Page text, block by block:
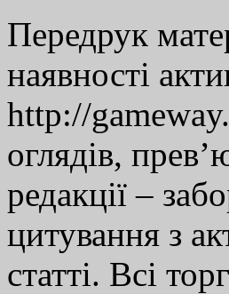
Передрук
наявності
http://
оглядів,
редакції –
цитування з
статті. Всі